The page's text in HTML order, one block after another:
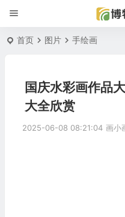
首页 图片 手绘画
国庆水彩画作品
大全欣赏
2025-06-08 08:21:04 画小